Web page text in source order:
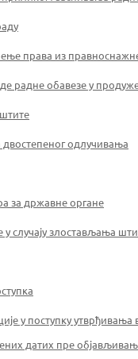
права из
радне обавезе у
двостепеног одлучивања
за државне органе
случају злостављања
у поступку утврђивања
датих пре